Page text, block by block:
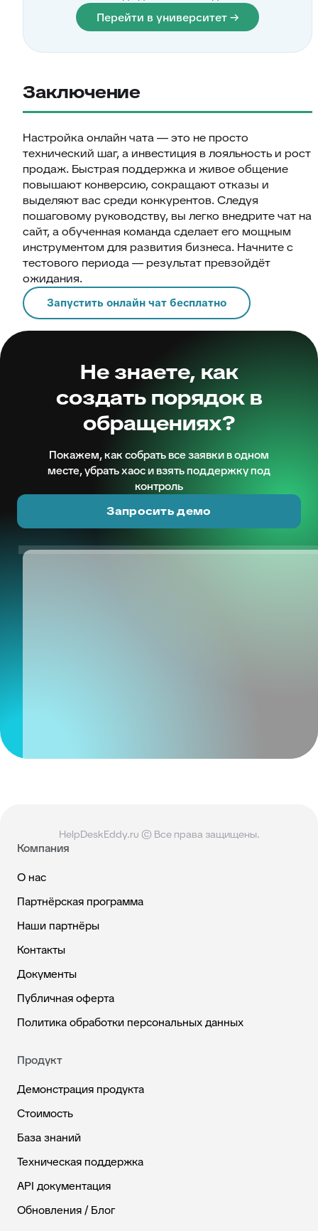
Перейти в университет →
Заключение
Настройка онлайн чата — это не просто
технический шаг, а инвестиция в лояльность и рост
продаж. Быстрая поддержка и живое общение
повышают конверсию, сокращают отказы и
выделяют вас среди конкурентов. Следуя
пошаговому руководству, вы легко внедрите чат на
сайт, а обученная команда сделает его мощным
инструментом для развития бизнеса. Начните с
тестового периода — результат превзойдёт
ожидания.
Запустить онлайн чат бесплатно
Не знаете, как
создать порядок в
обращениях?
Покажем, как собрать все заявки в одном
месте, убрать хаос и взять поддержку под
контроль
Запросить демо
HelpDeskEddy.ru © Все права защищены.
Компания
О нас
Партнёрская программа
Наши партнёры
Контакты
Документы
Публичная оферта
Политика обработки персональных данных
Продукт
Демонстрация продукта
Стоимость
База знаний
Техническая поддержка
API документация
Обновления / Блог